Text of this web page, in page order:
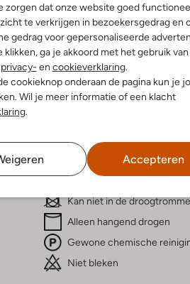
zorgen dat onze website goed
te verkrijgen in bezoekersgedrag en
gedrag voor gepersonaliseerde
ga je akkoord met het gebruik van
privacy- en cookieverklaring.
cookieknop onderaan de pagina kun je
Wil je meer informatie of een klacht
.
Accepteren
Beperkt wassen op 30 °C
Kan niet in de
Alleen hangend drogen
Gewone chemische
Niet bleken